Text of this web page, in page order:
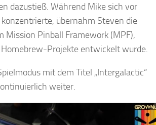
dazustieß. Während Mike sich vor
übernahm Steven die
Pinball Framework (MPF),
Projekte entwickelt wurde.
mit dem Titel „Intergalactic“
weiter.